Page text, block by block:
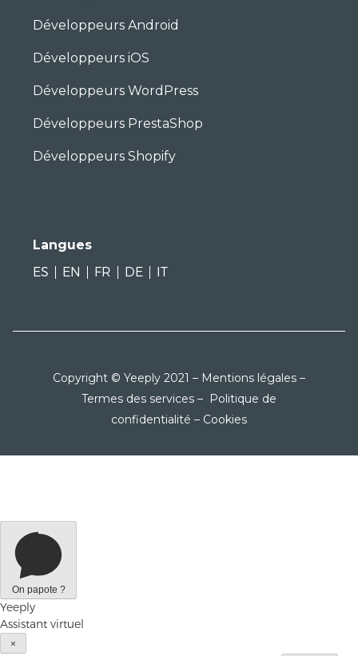
Développeurs Android
Développeurs iOS
Développeurs WordPress
Développeurs PrestaShop
Développeurs Shopify
Langues
ES
EN FR DE IT
Copyright © Yeeply 2021 – Mentions légales –
Termes des services – Politique de
confidentialité – Cookies
On papote ?
Yeeply
Assistant virtuel
×